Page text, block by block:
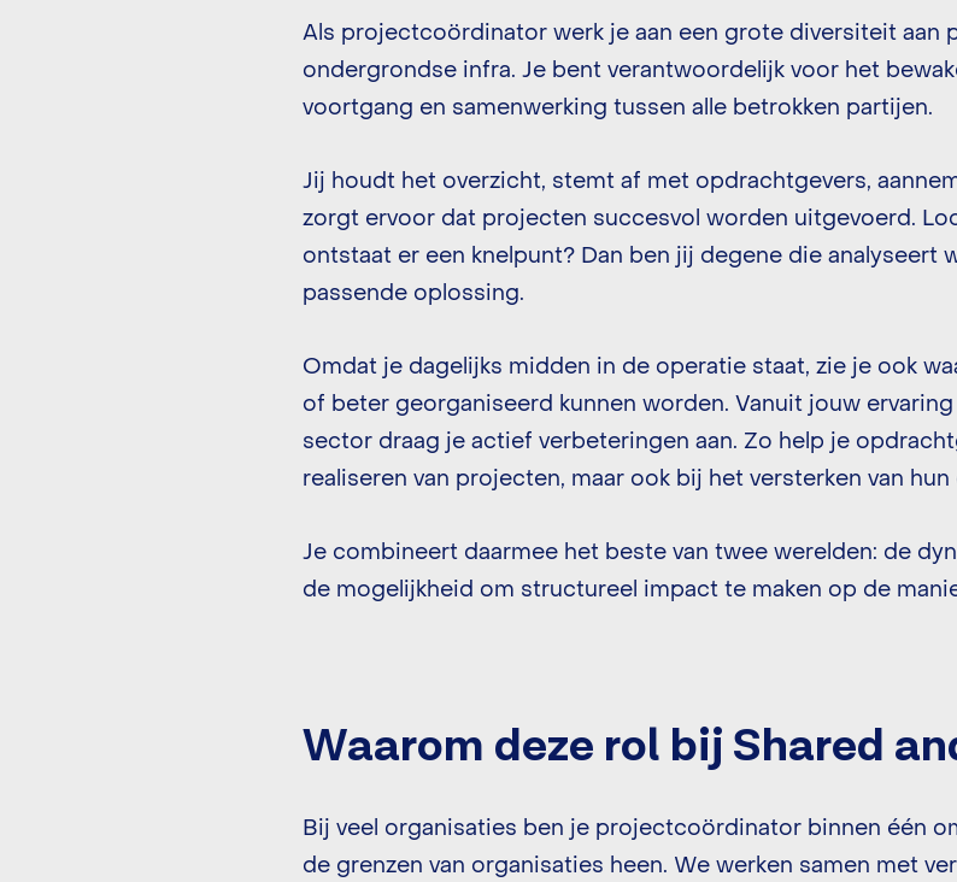
Als projectcoördinator werk je aan een grote diversiteit aan
ondergrondse infra. Je bent verantwoordelijk voor het
voortgang en samenwerking tussen alle betrokken partijen.
Jij houdt het overzicht, stemt af met opdrachtgevers,
zorgt ervoor dat projecten succesvol worden uitgevoerd.
ontstaat er een knelpunt? Dan ben jij degene die analyseert
passende oplossing.
Omdat je dagelijks midden in de operatie staat, zie je ook
of beter georganiseerd kunnen worden. Vanuit jouw
sector draag je actief verbeteringen aan. Zo help je
realiseren van projecten, maar ook bij het versterken van hun
Je combineert daarmee het beste van twee werelden: de
de mogelijkheid om structureel impact te maken op de
Waarom deze rol bij Shared
Bij veel organisaties ben je projectcoördinator binnen één
de grenzen van organisaties heen. We werken samen met